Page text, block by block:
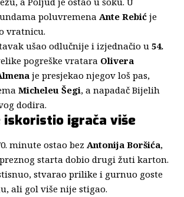
poluvremena Ante Rebić je
vratnicu.
ušao odlučnije i izjednačio u 54.
pogreške vratara Olivera
je presjekao njegov loš pas,
Micheleu Šegi, a napadač Bijelih
dodira.
iskoristio igrača više
minute ostao bez Antonija Boršića,
starta dobio drugi žuti karton.
stvarao prilike i gurnuo goste
ali gol više nije stigao.